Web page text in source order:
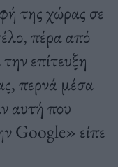
της χώρας σε
πέρα από
επίτευξη
περνά μέσα
αυτή που
Google» είπε